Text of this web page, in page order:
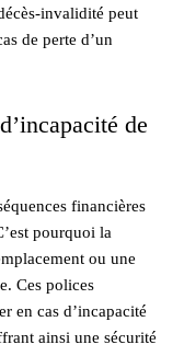
invalidité peut
de perte d’un
de
financières
pourquoi la
ou une
Ces polices
en cas d’incapacité
ainsi une sécurité